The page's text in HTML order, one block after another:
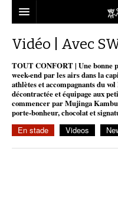
ACCUEIL
CHRONIQUES
TOUT
MICHEL HERREN
REPORTAGES
DOPAGE
STATISTIQUES
STATISTIQUES
MINIMA
PARTENAIRES
CNP
VIDEOS
Vidéo | Avec
TOUT CONFORT | Une bonne
week-end par les airs dans la
athlètes et accompagnants du
décontractée et équipage aux
commencer par Mujinga
porte-bonheur, chocolat et
En stade Videos